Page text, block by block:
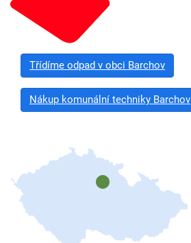
Třídíme odpad v obci Barchov
Nákup komunální techniky Barchov